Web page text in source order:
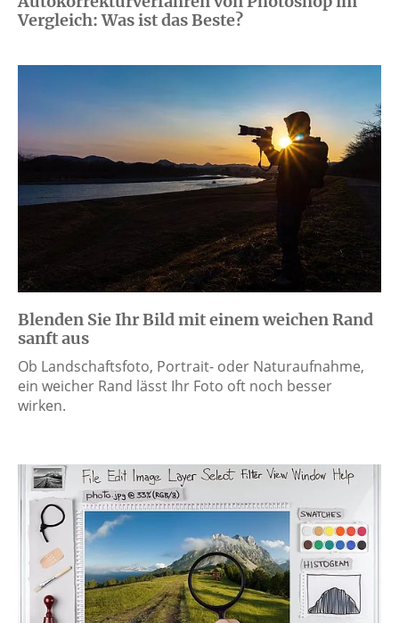
Vergleich: Was ist das Beste?
Blenden Sie Ihr Bild mit einem weichen Rand
sanft aus
Ob Landschaftsfoto, Portrait- oder Naturaufnahme,
ein weicher Rand lässt Ihr Foto oft noch besser
wirken.